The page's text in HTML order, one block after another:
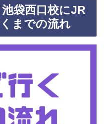
袋西口校にJR
までの流れ